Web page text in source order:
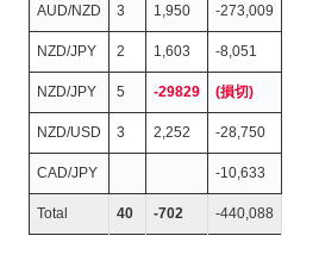
AUD/NZD 3 1,950 -273,009
NZD/JPY 2 1,603 -8,051
NZD/JPY 5 -29829 (損切)
NZD/USD 3 2,252 -28,750
CAD/JPY -10,633
Total 40 -702 -440,088